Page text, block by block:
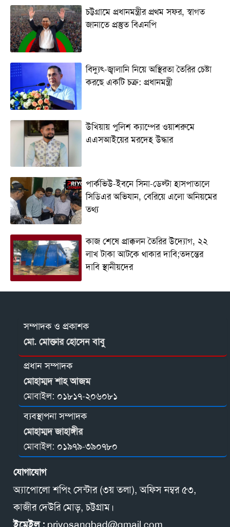
চট্টগ্রামে প্রধানমন্ত্রীর প্রথম সফর, স্বাগত
জানাতে প্রস্তুত বিএনপি
বিদ্যুৎ-জ্বালানি নিয়ে অস্থিরতা তৈরির চেষ্টা
করছে একটি চক্র: প্রধানমন্ত্রী
উখিয়ায় পুলিশ ক্যাম্পের ওয়াশরুমে
এএসআইয়ের মরদেহ উদ্ধার
পার্কভিউ-ইবনে সিনা-ডেল্টা হাসপাতালে
সিডিএর অভিযান, বেরিয়ে এলো অনিয়মের
তথ্য
কাজ শেষে প্রাক্কলন তৈরির উদ্যোগ, ২২
লাখ টাকা আটকে থাকার দাবি;তদন্তের
দাবি স্থানীয়দের
সম্পাদক ও প্রকাশক
মো. মোক্তার হোসেন বাবু
প্রধান সম্পাদক
মোহাম্মদ শাহ আজম
মোবাইল: ০১৮১৭-২০৬০৮১
ব্যবস্থাপনা সম্পাদক
মোহাম্মদ জাহাঙ্গীর
মোবাইল: ০১৯৭৯-৩৯০৭৮০
যোগাযোগ
অ্যাপোলো শপিং সেন্টার (৩য় তলা), অফিস নম্বর ৫৩,
কাজীর দেউরি মোড়, চট্টগ্রাম।